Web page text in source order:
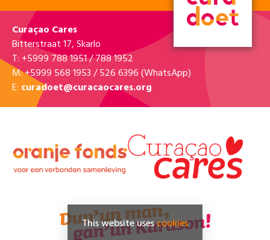
Curaçao Cares
Bitterstraat 17, Skarlo
T: +5999 788 1951 / 788 1952
M: +5999 568 1953 / 526 6396 (WhatsApp)
E: curadoet@curacaocares.org
This website usescookies